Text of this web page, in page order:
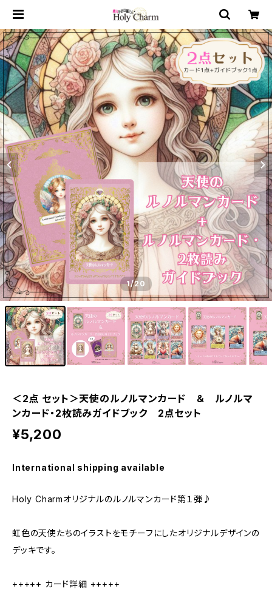
1/20
＜2点 セット＞天使のルノルマンカード ＆ ルノルマ
ンカード・2枚読みガイドブック 2点セット
¥5,200
International shipping available
Holy Charmオリジナルのルノルマンカード第１弾♪
虹色の天使たちのイラストをモチーフにしたオリジナルデザインの
デッキです。
+++++ カード詳細 +++++